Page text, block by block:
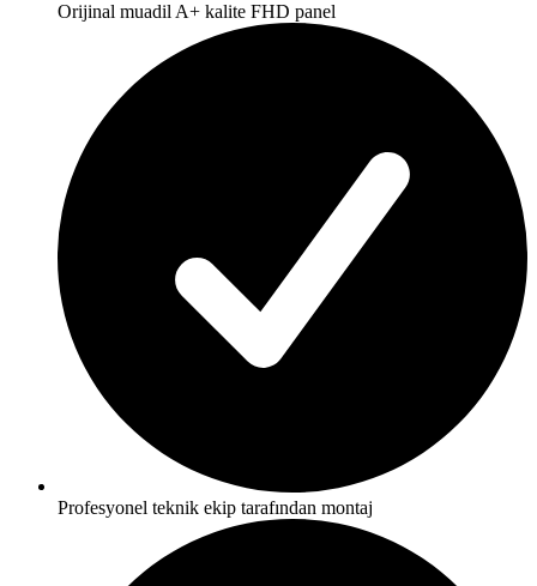
Orijinal muadil A+ kalite FHD panel
Profesyonel teknik ekip tarafından montaj